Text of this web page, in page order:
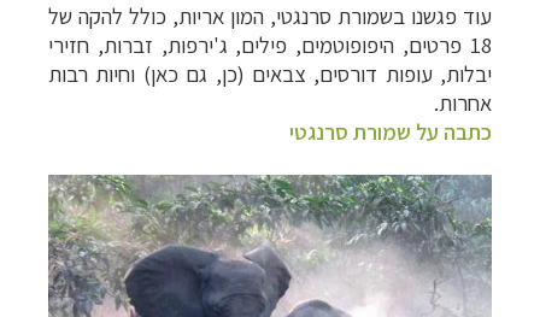
עוד פגשנו בשמורת סרנגטי, המון אריות, כולל להקה של
18 פרטים, היפופוטמים, פילים, ג'ירפות, זברות, חזירי
יבלות, עופות דורסים, צבאים (כן, גם כאן) וחיות רבות
אחרות.
כתבה על שמורת סרנגטי